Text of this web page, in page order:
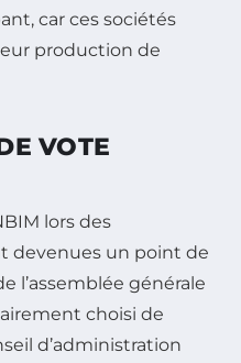
car ces sociétés
production de
VOTE
lors des
devenues un point de
l’assemblée générale
choisi de
d’administration